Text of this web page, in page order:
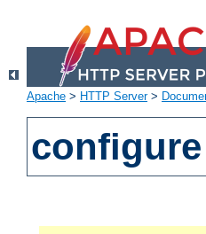
Apache > HTTP Server>
configure